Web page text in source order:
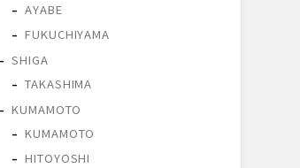
AYABE
FUKUCHIYAMA
SHIGA
TAKASHIMA
KUMAMOTO
KUMAMOTO
HITOYOSHI